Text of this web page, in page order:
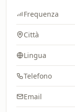
Frequenza
Città
Lingua
Telefono
Email